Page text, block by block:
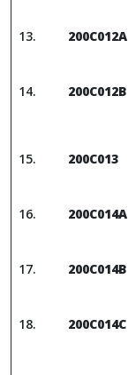
200C012A
200C012B
200C013
200C014A
200C014B
200C014C